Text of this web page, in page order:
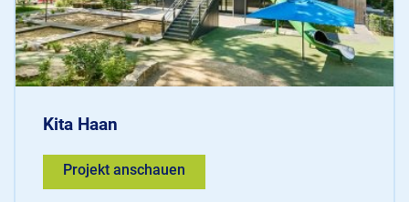
Kita Haan
Projekt anschauen